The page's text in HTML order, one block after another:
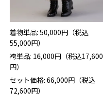
着物単品: 50,000円（税込
55,000円）
袴単品: 16,000円（税込17,600
円）
セット価格: 66,000円（税込
72,600円）